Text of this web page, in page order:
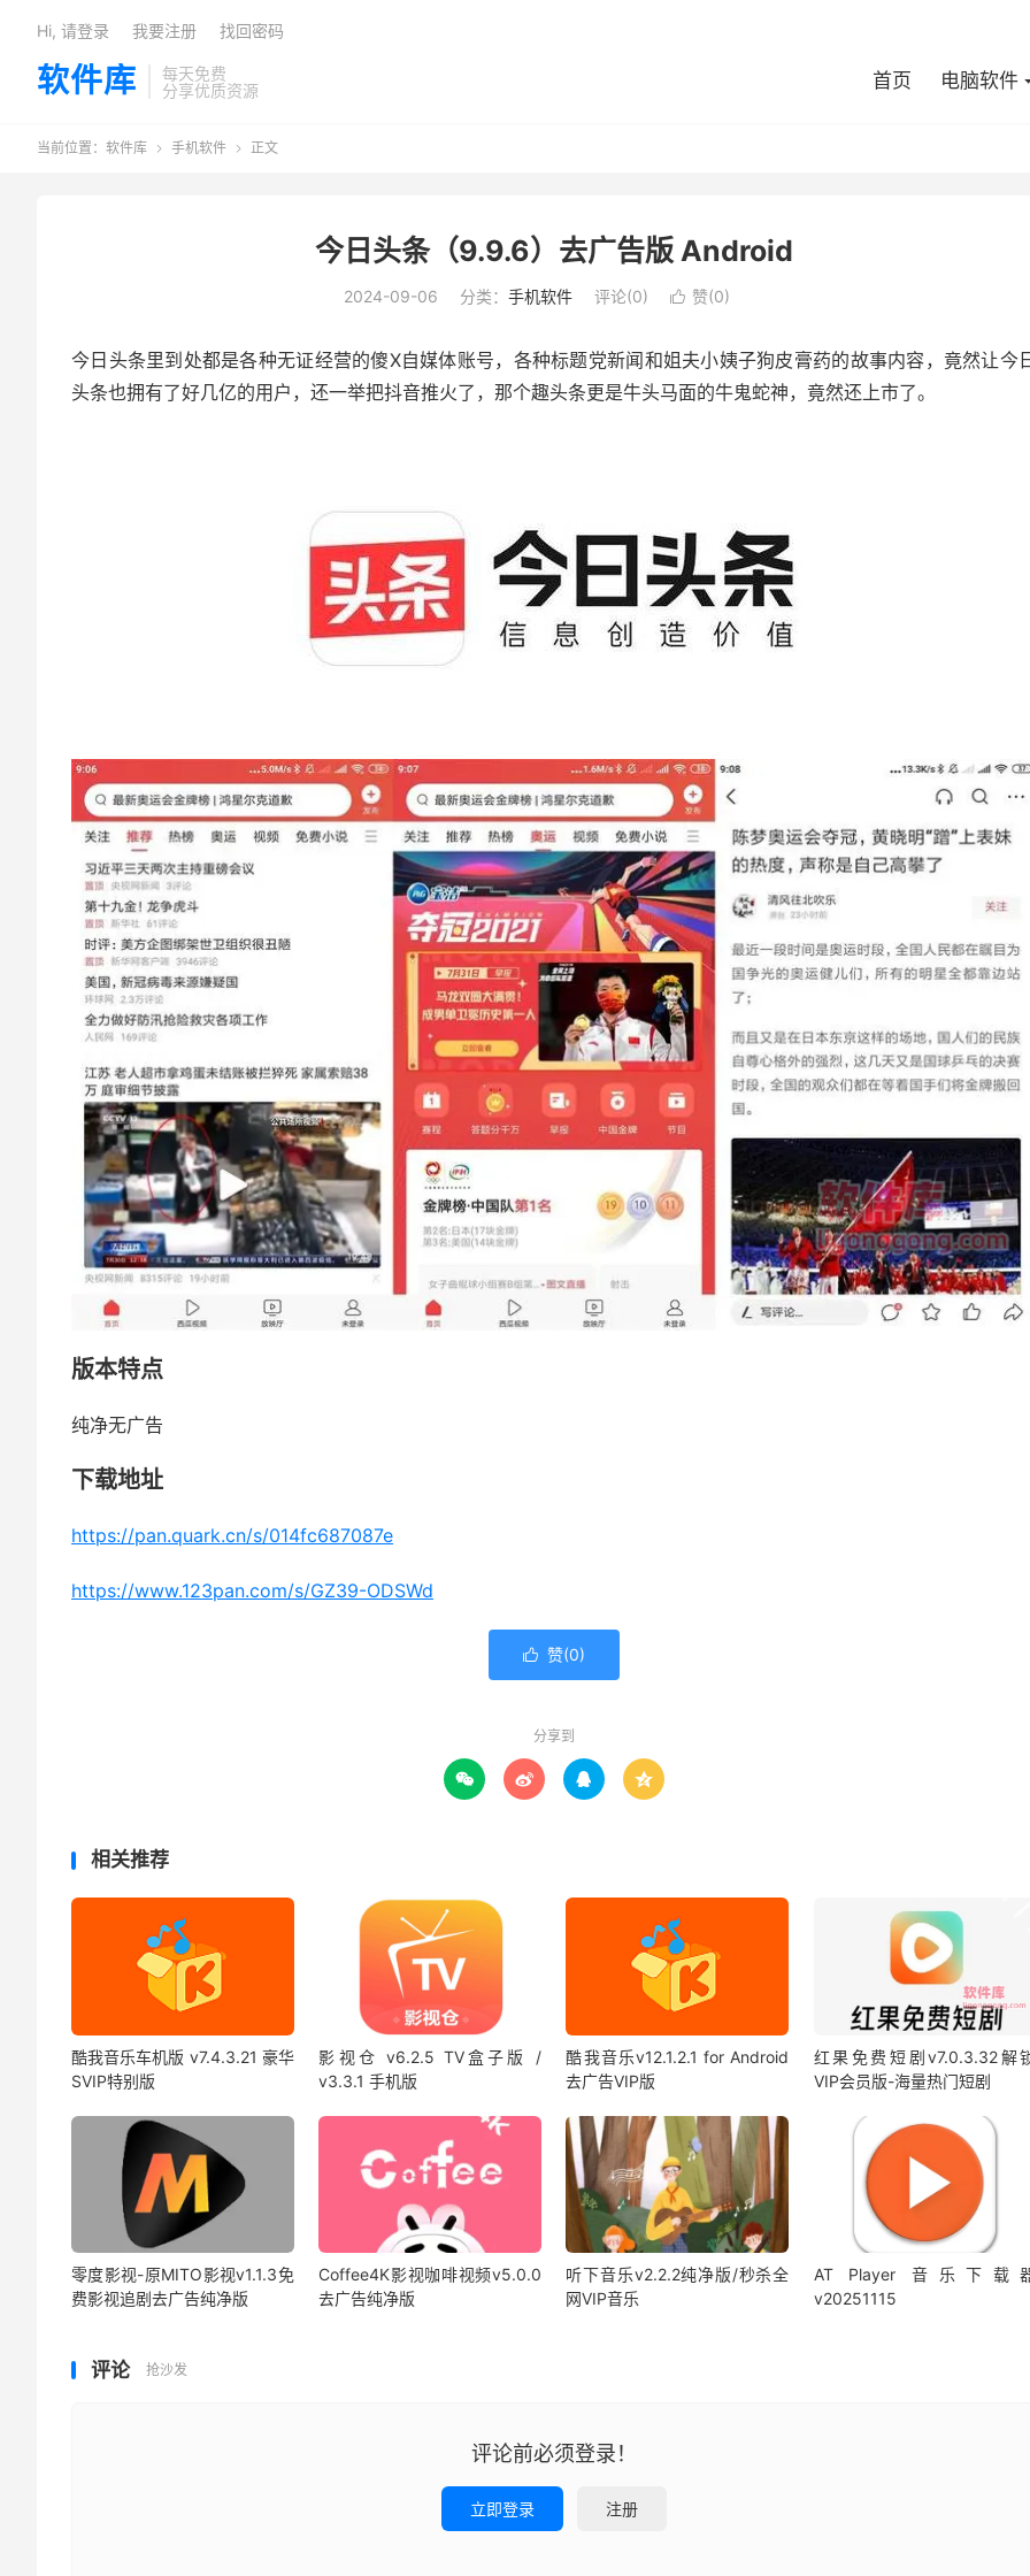
软件库
每天免费
分享优质资源
首页 电脑软件
Hi, 请登录 我要注册 找回密码
当前位置： 软件库  手机软件  正文
今日头条（9.9.6）去广告版 Android
2024-09-06 分类： 手机软件 评论(0)  赞(0)
今日头条里到处都是各种无证经营的傻X自媒体账号，各种标题党新闻和姐夫小姨子狗皮膏药的故事内容，竟然让今
头条也拥有了好几亿的用户，还一举把抖音推火了，那个趣头条更是牛头马面的牛鬼蛇神，竟然还上市了。
版本特点
纯净无广告
下载地址
https://pan.quark.cn/s/014fc687087e
https://www.123pan.com/s/GZ39-ODSWd
 赞(0)
分享到
   
相关推荐
酷我音乐车机版 v7.4.3.21 豪华
SVIP特别版
影视仓 v6.2.5 TV盒子版 /
v3.3.1 手机版
酷我音乐v12.1.2.1 for Android
去广告VIP版
红果免费短剧v7.0.3.32解
VIP会员版-海量热门短剧
零度影视-原MITO影视v1.1.3免
费影视追剧去广告纯净版
Coffee4K影视咖啡视频v5.0.0
去广告纯净版
听下音乐v2.2.2纯净版/秒杀全
网VIP音乐
AT Player 音乐下载
v20251115
评论 抢沙发
评论前必须登录！
立即登录 注册